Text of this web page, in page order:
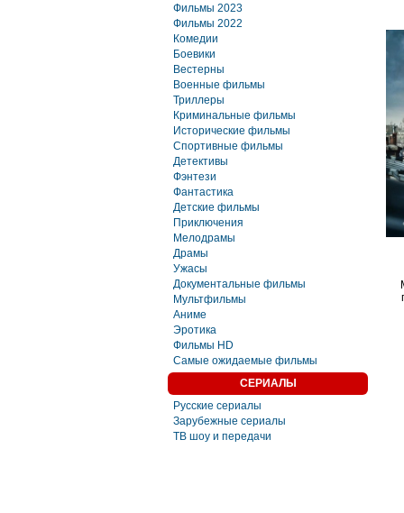
Фильмы 2023
Фильмы 2022
Комедии
Боевики
Вестерны
Военные фильмы
Триллеры
Криминальные фильмы
Исторические фильмы
Спортивные фильмы
Детективы
Фэнтези
Фaнтастика
Детские фильмы
Приключения
Мелодрамы
Драмы
Ужасы
Документальные фильмы
Мультфильмы
Аниме
Эротика
Фильмы HD
Самые ожидаемые фильмы
СЕРИАЛЫ
Русские сериалы
Зарубежные сериалы
ТВ шоу и передачи